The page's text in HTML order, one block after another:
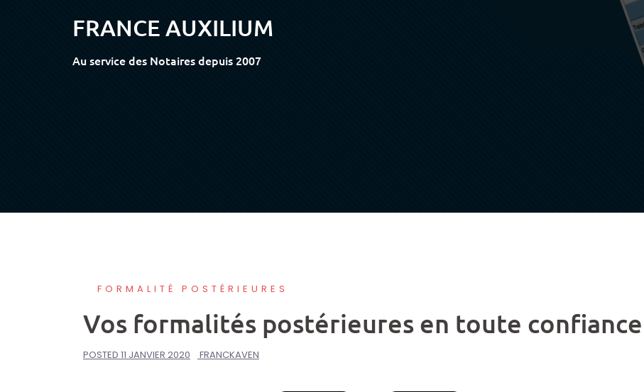
FRANCE AUXILIUM
Au service des Notaires depuis 2007
FORMALITÉ POSTÉRIEURES
Vos formalités postérieures en toute confiance
POSTED 11 JANVIER 2020 FRANCKAVEN